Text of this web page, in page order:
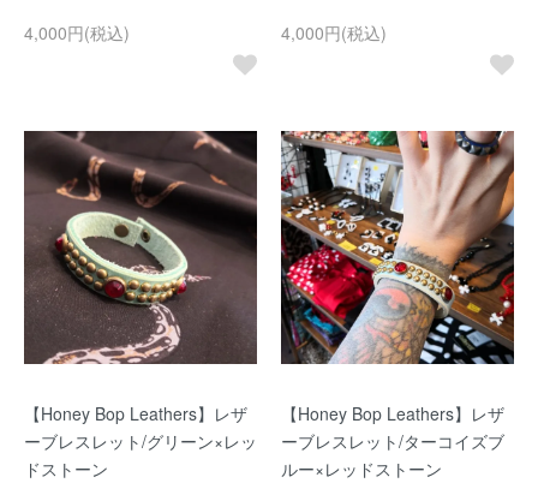
4,000円(税込)
4,000円(税込)
【Honey Bop Leathers】レザ
ーブレスレット/グリーン×レッ
ドストーン
【Honey Bop Leathers】レザ
ーブレスレット/ターコイズブ
ルー×レッドストーン